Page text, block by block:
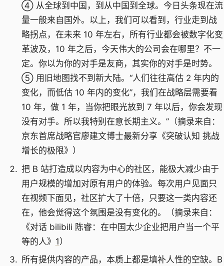
④ 从全球到中国，到从中国到全球。今日头条现在流
量一般来自国外。以上，我们可以看到，行业走到战
略拐点，在未来 10 年左右，所有行业都会被数字化变
革波及，10 年之后，今天伟大的公司会在哪里？不一
定。你以为你的对手是友商，其实你的对手是时势。
⑤ 用旧地图找不到新大陆。“人们往往高估 2 年内的
变化，而低估 10 年内的变化”，我们在战略层需要看
10 年，做 1 年，当你把眼光放到 7 年以后，你会发现
没有对手。所以我特别在意长期主义。”（摘录来自：
京东首席战略官廖建文博士最新分享《突破认知 挑战
增长的极限》）
把 B 站打造成以内容为中心的社区，能极大减少由于
用户规模的增加对原有用户的体验。每次用户见面只
在视频下面见，社区扩大了十倍，只要这一类内容还
在，他会觉得这个氛围是没有变化的。（摘录来自：
《对话 bilibili 陈睿：在中国太少企业把用户当一个平
等的人》 1）
所有提供内容的产品，本质上都是填补人性的空缺。B